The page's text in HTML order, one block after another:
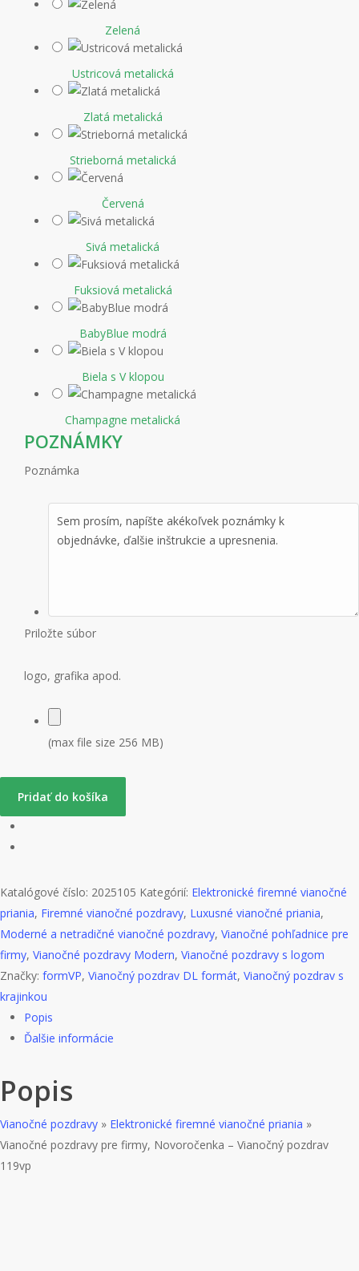
Zelená
Ustricová metalická
Zlatá metalická
Strieborná metalická
Červená
Sivá metalická
Fuksiová metalická
BabyBlue modrá
Biela s V klopou
Champagne metalická
POZNÁMKY
Poznámka
Priložte súbor
logo, grafika apod.
(max file size 256 MB)
Pridať do košíka
Katalógové číslo: 2025105 Kategórií: Elektronické firemné vianočné
priania, Firemné vianočné pozdravy, Luxusné vianočné priania,
Moderné a netradičné vianočné pozdravy, Vianočné pohľadnice pre
firmy, Vianočné pozdravy Modern, Vianočné pozdravy s logom
Značky: formVP, Vianočný pozdrav DL formát, Vianočný pozdrav s
krajinkou
Popis
Ďalšie informácie
Popis
Vianočné pozdravy » Elektronické firemné vianočné priania »
Vianočné pozdravy pre firmy, Novoročenka – Vianočný pozdrav
119vp